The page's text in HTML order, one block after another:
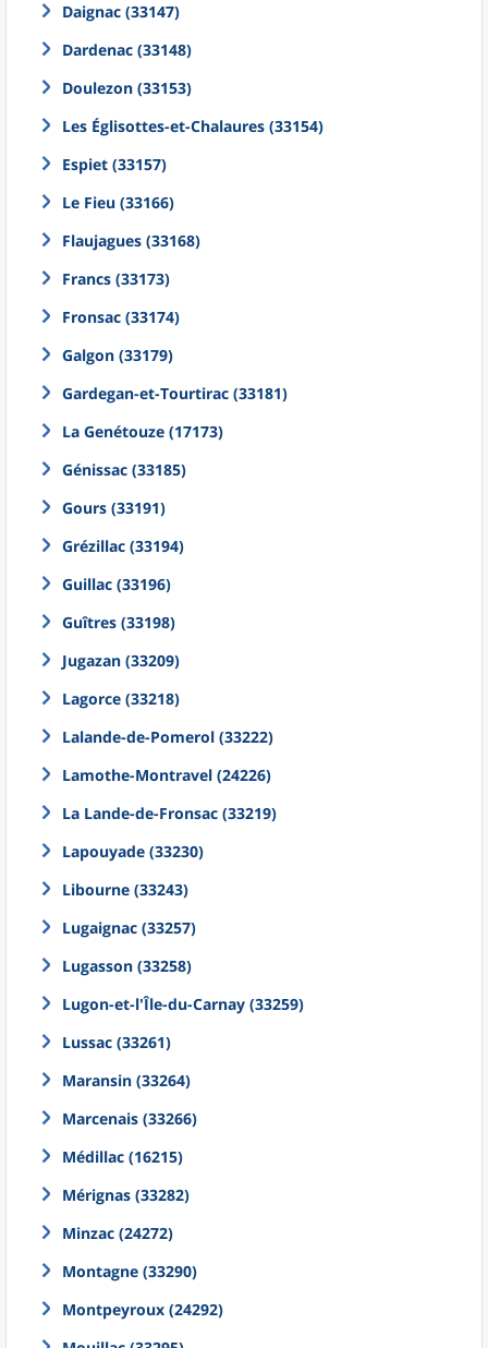
Daignac (33147)
Dardenac (33148)
Doulezon (33153)
Les Églisottes-et-Chalaures (33154)
Espiet (33157)
Le Fieu (33166)
Flaujagues (33168)
Francs (33173)
Fronsac (33174)
Galgon (33179)
Gardegan-et-Tourtirac (33181)
La Genétouze (17173)
Génissac (33185)
Gours (33191)
Grézillac (33194)
Guillac (33196)
Guîtres (33198)
Jugazan (33209)
Lagorce (33218)
Lalande-de-Pomerol (33222)
Lamothe-Montravel (24226)
La Lande-de-Fronsac (33219)
Lapouyade (33230)
Libourne (33243)
Lugaignac (33257)
Lugasson (33258)
Lugon-et-l'Île-du-Carnay (33259)
Lussac (33261)
Maransin (33264)
Marcenais (33266)
Médillac (16215)
Mérignas (33282)
Minzac (24272)
Montagne (33290)
Montpeyroux (24292)